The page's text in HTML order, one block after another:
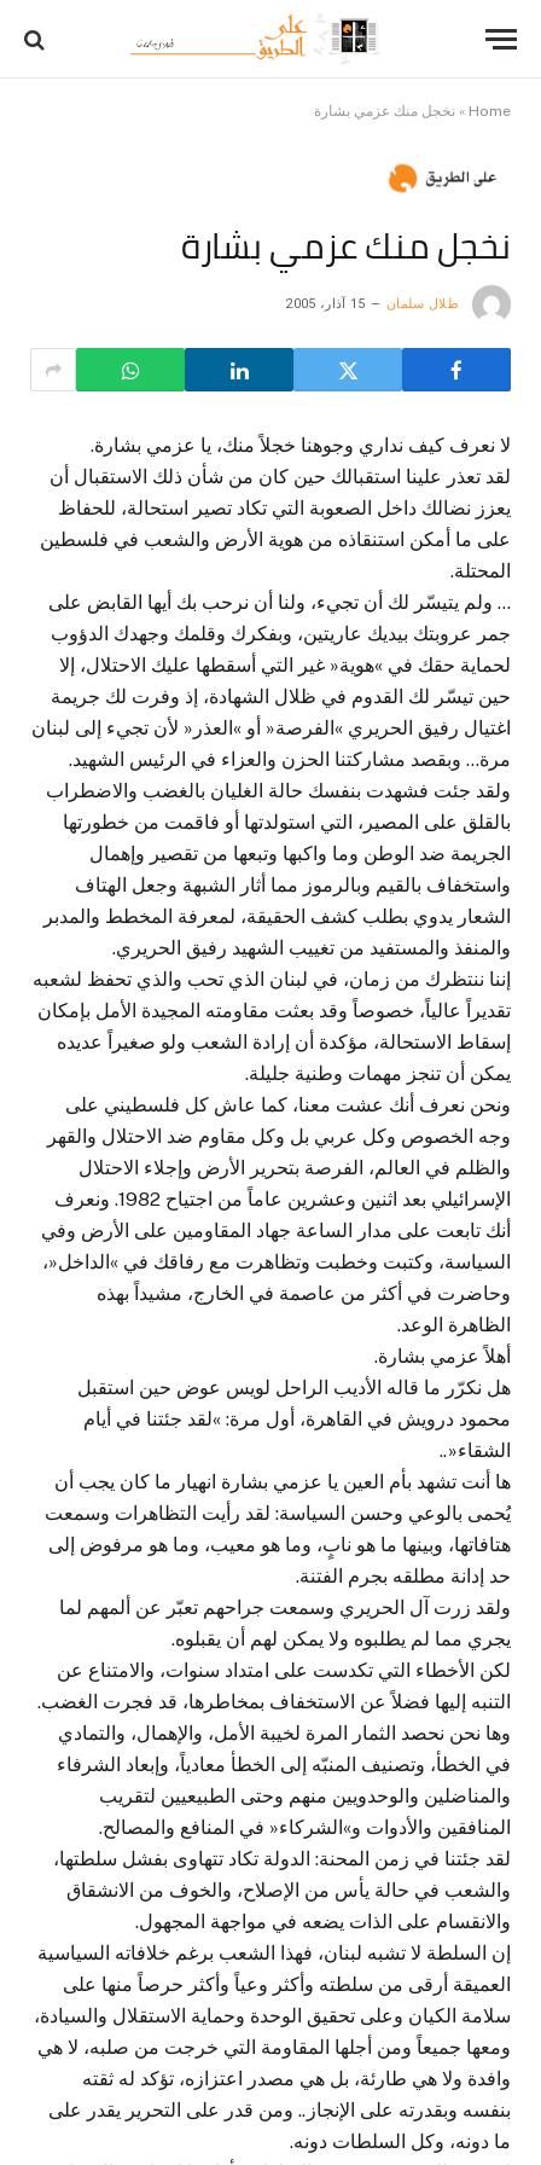
Home
» نخجل منك عزمي بشارة
نخجل منك عزمي بشارة
طلال سلمان 15 آذار، 2005
لا نعرف كيف نداري وجوهنا خجلاً منك، يا عزمي بشارة.
لقد تعذر علينا استقبالك حين كان من شأن ذلك الاستقبال أن
يعزز نضالك داخل الصعوبة التي تكاد تصير استحالة، للحفاظ
على ما أمكن استنقاذه من هوية الأرض والشعب في فلسطين
المحتلة.
… ولم يتيسّر لك أن تجيء، ولنا أن نرحب بك أيها القابض على
جمر عروبتك بيديك عاريتين، وبفكرك وقلمك وجهدك الدؤوب
لحماية حقك في »هوية« غير التي أسقطها عليك الاحتلال، إلا
حين تيسّر لك القدوم في ظلال الشهادة، إذ وفرت لك جريمة
اغتيال رفيق الحريري »الفرصة« أو »العذر« لأن تجيء إلى لبنان
مرة… وبقصد مشاركتنا الحزن والعزاء في الرئيس الشهيد.
ولقد جئت فشهدت بنفسك حالة الغليان بالغضب والاضطراب
بالقلق على المصير، التي استولدتها أو فاقمت من خطورتها
الجريمة ضد الوطن وما واكبها وتبعها من تقصير وإهمال
واستخفاف بالقيم وبالرموز مما أثار الشبهة وجعل الهتاف
الشعار يدوي بطلب كشف الحقيقة، لمعرفة المخطط والمدبر
والمنفذ والمستفيد من تغييب الشهيد رفيق الحريري.
إننا ننتظرك من زمان، في لبنان الذي تحب والذي تحفظ لشعبه
تقديراً عالياً، خصوصاً وقد بعثت مقاومته المجيدة الأمل بإمكان
إسقاط الاستحالة، مؤكدة أن إرادة الشعب ولو صغيراً عديده
يمكن أن تنجز مهمات وطنية جليلة.
ونحن نعرف أنك عشت معنا، كما عاش كل فلسطيني على
وجه الخصوص وكل عربي بل وكل مقاوم ضد الاحتلال والقهر
والظلم في العالم، الفرصة بتحرير الأرض وإجلاء الاحتلال
الإسرائيلي بعد اثنين وعشرين عاماً من اجتياح 1982. ونعرف
أنك تابعت على مدار الساعة جهاد المقاومين على الأرض وفي
السياسة، وكتبت وخطبت وتظاهرت مع رفاقك في »الداخل«،
وحاضرت في أكثر من عاصمة في الخارج، مشيداً بهذه
الظاهرة الوعد.
أهلاً عزمي بشارة.
هل نكرّر ما قاله الأديب الراحل لويس عوض حين استقبل
محمود درويش في القاهرة، أول مرة: »لقد جئتنا في أيام
الشقاء«..
ها أنت تشهد بأم العين يا عزمي بشارة انهيار ما كان يجب أن
يُحمى بالوعي وحسن السياسة: لقد رأيت التظاهرات وسمعت
هتافاتها، وبينها ما هو نابٍ، وما هو معيب، وما هو مرفوض إلى
حد إدانة مطلقه بجرم الفتنة.
ولقد زرت آل الحريري وسمعت جراحهم تعبّر عن ألمهم لما
يجري مما لم يطلبوه ولا يمكن لهم أن يقبلوه.
لكن الأخطاء التي تكدست على امتداد سنوات، والامتناع عن
التنبه إليها فضلاً عن الاستخفاف بمخاطرها، قد فجرت الغضب.
وها نحن نحصد الثمار المرة لخيبة الأمل، والإهمال، والتمادي
في الخطأ، وتصنيف المنبّه إلى الخطأ معادياً، وإبعاد الشرفاء
والمناضلين والوحدويين منهم وحتى الطبيعيين لتقريب
المنافقين والأدوات و»الشركاء« في المنافع والمصالح.
لقد جئتنا في زمن المحنة: الدولة تكاد تتهاوى بفشل سلطتها،
والشعب في حالة يأس من الإصلاح، والخوف من الانشقاق
والانقسام على الذات يضعه في مواجهة المجهول.
إن السلطة لا تشبه لبنان، فهذا الشعب برغم خلافاته السياسية
العميقة أرقى من سلطته وأكثر وعياً وأكثر حرصاً منها على
سلامة الكيان وعلى تحقيق الوحدة وحماية الاستقلال والسيادة،
ومعها جميعاً ومن أجلها المقاومة التي خرجت من صلبه، لا هي
وافدة ولا هي طارئة، بل هي مصدر اعتزازه، تؤكد له ثقته
بنفسه وبقدرته على الإنجاز.. ومن قدر على التحرير يقدر على
ما دونه، وكل السلطات دونه.